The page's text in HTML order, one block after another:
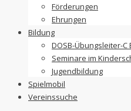
Förderungen
Ehrungen
Bildung
DOSB-Übungsleiter-
Seminare im
Jugendbildung
Spielmobil
Vereinssuche